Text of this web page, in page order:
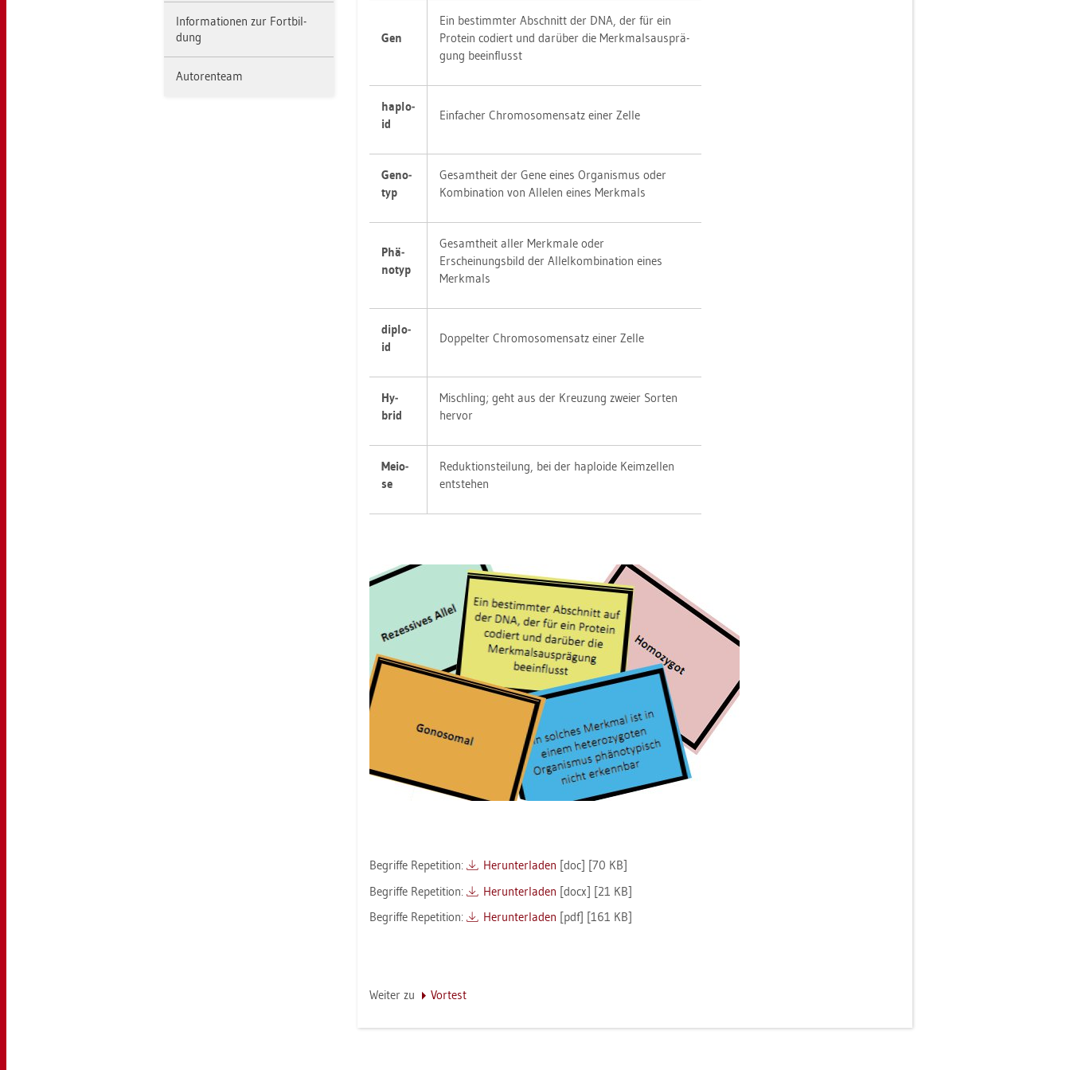
In­for­ma­tio­nen zur Fort­bil­
dung
Au­to­ren­team
Gen
Ein be­stimm­ter Ab­schnitt der DNA, der für ein
Pro­te­in co­diert und dar­über die Merk­mals­aus­prä­
gung be­ein­flusst
haplo­
id
Ein­fa­cher Chro­mo­so­men­satz einer Zelle
Ge­no­
typ
Ge­samt­heit der Gene eines Or­ga­nis­mus oder
Kom­bi­na­ti­on von Al­le­len eines Merk­mals
Phä­
no­typ
Ge­samt­heit aller Merk­ma­le oder
Er­schei­nungs­bild der Al­lel­kom­bi­na­ti­on eines
Merk­mals
di­plo­
id
Dop­pel­ter Chro­mo­so­men­satz einer Zelle
Hy­
brid
Misch­ling; geht aus der Kreu­zung zwei­er Sor­ten
her­vor
Mei­o­
se
Re­duk­ti­ons­tei­lung, bei der haplo­ide Keim­zel­len
ent­ste­hen
Be­grif­fe Re­pe­ti­ti­on: Her­un­ter­la­den [doc] [70 KB]
Be­grif­fe Re­pe­ti­ti­on:
Her­un­ter­la­den [docx] [21 KB]
Be­grif­fe Re­pe­ti­ti­on:
Her­un­ter­la­den [pdf] [161 KB]
Wei­ter zu Vor­test